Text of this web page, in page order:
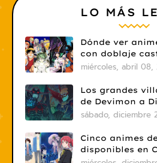
LO MÁS
Dónde ver
con doblaje
miércoles, abril 08,
Los grandes
de Devimon a
sábado, diciembre
Cinco animes
disponibles en